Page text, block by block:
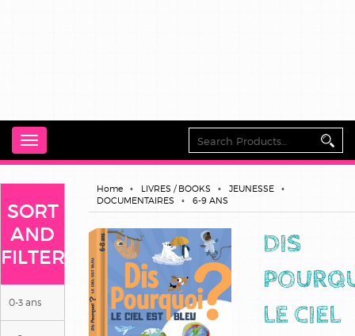
Toggle
navigation
SORT
AND
FILTER
0-3 ans
Home LIVRES / BOOKS
JEUNESSE
DOCUMENTAIRES
6-9 ANS
DIS
LE CIEL